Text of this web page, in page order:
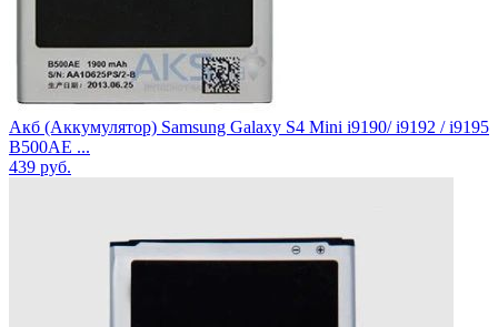
Акб (Аккумулятор) Samsung Galaxy S4 Mini i9190/ i9192 / i9195
B500AE ...
439 руб.